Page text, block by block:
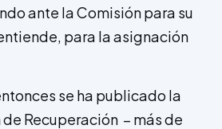
ante la Comisión para su
para la asignación
se ha publicado la
Recuperación – más de